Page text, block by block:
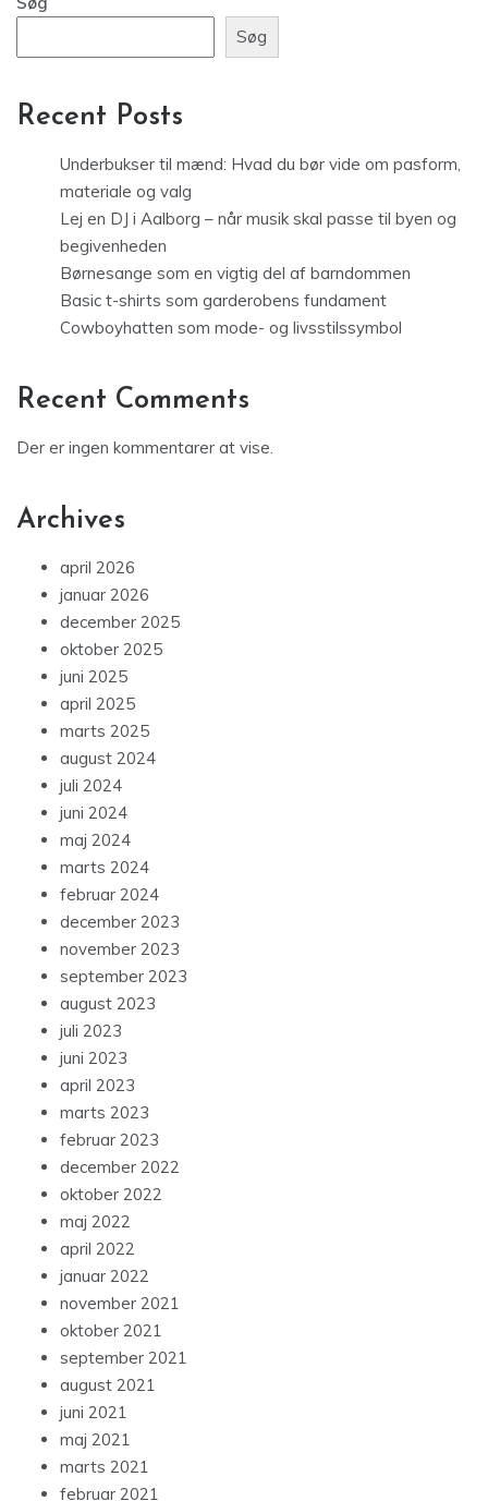
Søg
Recent Posts
Underbukser til mænd: Hvad du bør vide om pasform,
materiale og valg
Lej en DJ i Aalborg – når musik skal passe til byen og
begivenheden
Børnesange som en vigtig del af barndommen
Basic t-shirts som garderobens fundament
Cowboyhatten som mode- og livsstilssymbol
Recent Comments
Der er ingen kommentarer at vise.
Archives
april 2026
januar 2026
december 2025
oktober 2025
juni 2025
april 2025
marts 2025
august 2024
juli 2024
juni 2024
maj 2024
marts 2024
februar 2024
december 2023
november 2023
september 2023
august 2023
juli 2023
juni 2023
april 2023
marts 2023
februar 2023
december 2022
oktober 2022
maj 2022
april 2022
januar 2022
november 2021
oktober 2021
september 2021
august 2021
juni 2021
maj 2021
marts 2021
februar 2021